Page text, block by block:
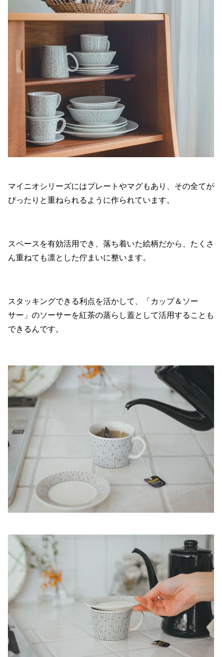
マイニオシリーズにはプレートやマグもあり、その全てが
ぴったりと重ねられるように作られています。
スペースを有効活用でき、落ち着いた絵柄だから、たくさ
ん重ねても凛とした佇まいに整います。
スタッキングできる利点を活かして、「カップ＆ソー
サー」のソーサーを紅茶の蒸らし蓋として活用することも
できるんです。